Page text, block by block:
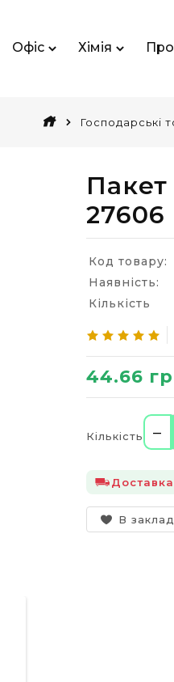
Офіс Хімія
Господарські
27606
Код товару:
Наявність:
Кількість
44.66
Кількість –
В